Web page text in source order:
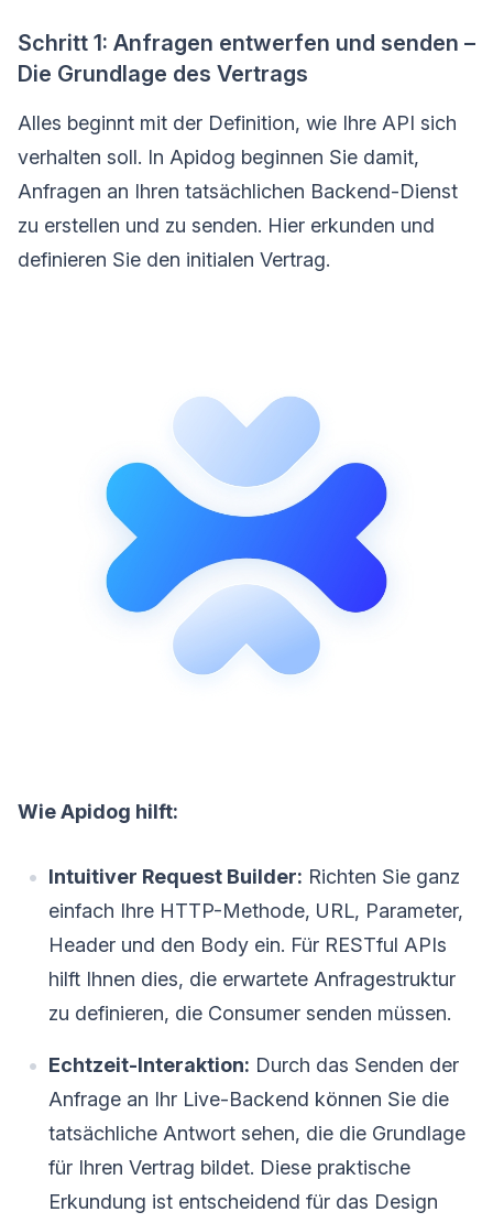
Schritt 1: Anfragen entwerfen und senden –
Die Grundlage des Vertrags
Alles beginnt mit der Definition, wie Ihre API sich
verhalten soll. In Apidog beginnen Sie damit,
Anfragen an Ihren tatsächlichen Backend-Dienst
zu erstellen und zu senden. Hier erkunden und
definieren Sie den initialen Vertrag.
Wie Apidog hilft:
Intuitiver Request Builder: Richten Sie ganz
einfach Ihre HTTP-Methode, URL, Parameter,
Header und den Body ein. Für RESTful APIs
hilft Ihnen dies, die erwartete Anfragestruktur
zu definieren, die Consumer senden müssen.
Echtzeit-Interaktion: Durch das Senden der
Anfrage an Ihr Live-Backend können Sie die
tatsächliche Antwort sehen, die die Grundlage
für Ihren Vertrag bildet. Diese praktische
Erkundung ist entscheidend für das Design